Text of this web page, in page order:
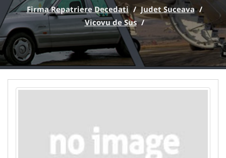
Firma Repatriere Decedati / Judet Suceava /
Vicovu de Sus /